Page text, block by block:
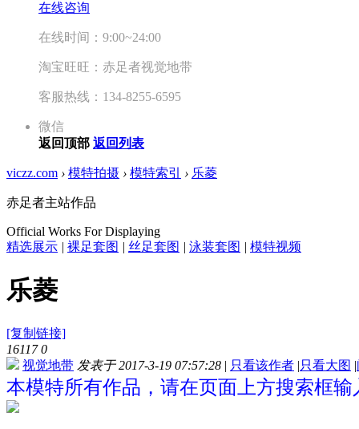
在线咨询
在线时间：9:00~24:00
淘宝旺旺：赤足者视觉地带
客服热线：134-8255-6595
微信
返回顶部 返回列表
viczz.com › 模特拍摄 › 模特索引 › 乐菱
赤足者主站作品
Official Works For Displaying
精选展示 | 裸足套图 | 丝足套图 | 泳装套图 | 模特视频
乐菱
[复制链接]
16117 0
视觉地带 发表于 2017-3-19 07:57:28 | 只看该作者 |只看大图 |
本模特所有作品，请在页面上方搜索框输